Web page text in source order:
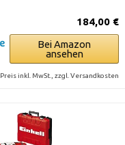
184,00 €
Bei Amazon
ansehen
Preis inkl. MwSt., zzgl. Versandkosten